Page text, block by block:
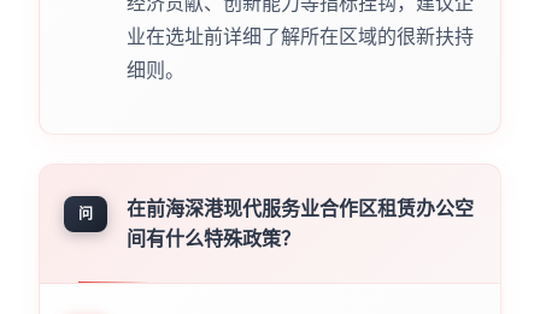
业在选址前详细了解所在区域的很新扶持
细则。
问
在前海深港现代服务业合作区租赁办公空
间有什么特殊政策？